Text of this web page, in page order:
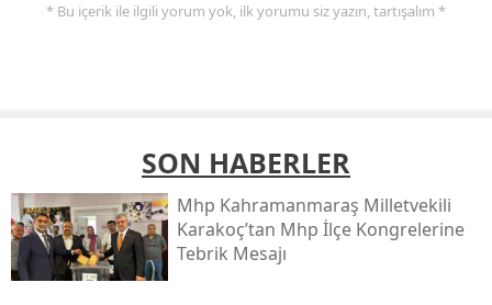
* Bu içerik ile ilgili yorum yok, ilk yorumu siz yazın, tartışalım *
SON HABERLER
Mhp Kahramanmaraş Milletvekili
Karakoç’tan Mhp İlçe Kongrelerine
Tebrik Mesajı